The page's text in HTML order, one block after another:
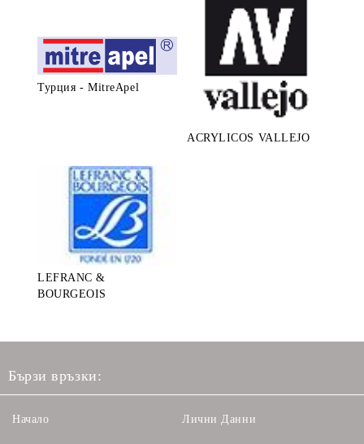
Турция - MitreApel
ACRYLICOS VALLEJO
LEFRANC &
BOURGEOIS
Бързи връзки:
Начало Лични Данни